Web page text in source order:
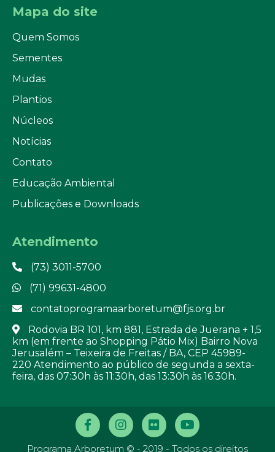
Mapa do site
Quem Somos
Sementes
Mudas
Plantios
Núcleos
Notícias
Contato
Educação Ambiental
Publicações e Downloads
Atendimento
(73) 3011-5700
(71) 99631-4800
contatoprogramaarboretum@fjs.org.br
Rodovia BR 101, km 881, Estrada de Juerana + 1,5
km (em frente ao Shopping Pátio Mix) Bairro Nova
Jerusalém – Teixeira de Freitas / BA, CEP 45989-
220 Atendimento ao público de segunda a sexta-
feira, das 07:30h às 11:30h, das 13:30h às 16:30h.
Programa Arboretum © - 2019 - Todos os direitos